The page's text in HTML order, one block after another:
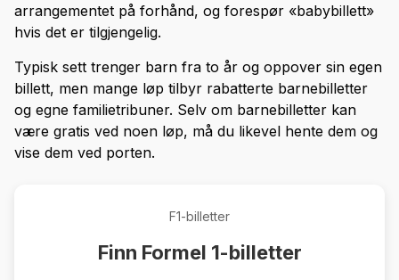
arrangementet på forhånd, og forespør «babybillett»
hvis det er tilgjengelig.
Typisk sett trenger barn fra to år og oppover sin egen
billett, men mange løp tilbyr rabatterte barnebilletter
og egne familietribuner. Selv om barnebilletter kan
være gratis ved noen løp, må du likevel hente dem og
vise dem ved porten.
F1-billetter
Finn Formel 1-billetter